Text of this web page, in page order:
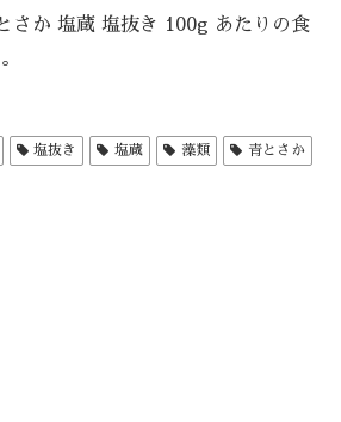
さか 塩蔵 塩抜き 100g あたりの食
塩抜き 塩蔵 藻類 青とさか